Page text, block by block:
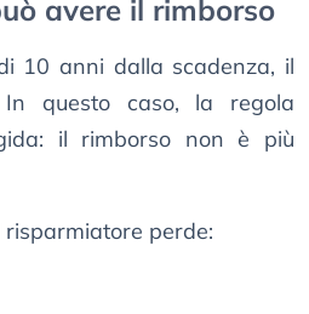
avere il rimborso
10 anni dalla scadenza, il
questo caso, la regola
il rimborso non è più
perde: